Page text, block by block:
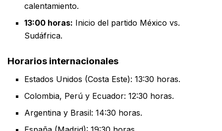
calentamiento.
13:00 horas: Inicio del partido México vs.
Sudáfrica.
Horarios internacionales
Estados Unidos (Costa Este): 13:30 horas.
Colombia, Perú y Ecuador: 12:30 horas.
Argentina y Brasil: 14:30 horas.